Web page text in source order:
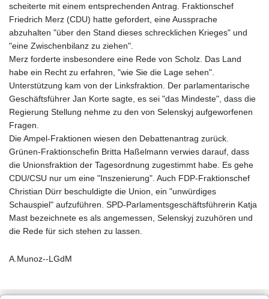
scheiterte mit einem entsprechenden Antrag. Fraktionschef
Friedrich Merz (CDU) hatte gefordert, eine Aussprache
abzuhalten "über den Stand dieses schrecklichen Krieges" und
"eine Zwischenbilanz zu ziehen".
Merz forderte insbesondere eine Rede von Scholz. Das Land
habe ein Recht zu erfahren, "wie Sie die Lage sehen".
Unterstützung kam von der Linksfraktion. Der parlamentarische
Geschäftsführer Jan Korte sagte, es sei "das Mindeste", dass die
Regierung Stellung nehme zu den von Selenskyj aufgeworfenen
Fragen.
Die Ampel-Fraktionen wiesen den Debattenantrag zurück.
Grünen-Fraktionschefin Britta Haßelmann verwies darauf, dass
die Unionsfraktion der Tagesordnung zugestimmt habe. Es gehe
CDU/CSU nur um eine "Inszenierung". Auch FDP-Fraktionschef
Christian Dürr beschuldigte die Union, ein "unwürdiges
Schauspiel" aufzuführen. SPD-Parlamentsgeschäftsführerin Katja
Mast bezeichnete es als angemessen, Selenskyj zuzuhören und
die Rede für sich stehen zu lassen.
A.Munoz--LGdM